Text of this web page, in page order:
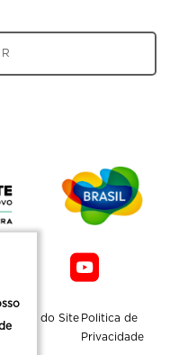
Mapa do Site Politica de
Privacidade